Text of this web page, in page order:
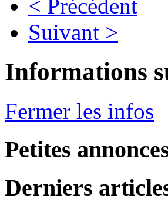
< Précédent
Suivant >
Informations
Fermer les infos
Petites
Derniers